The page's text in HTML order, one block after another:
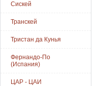
Сискей
Транскей
Тристан да Кунья
Фернандо-По
(Испания)
ЦАР - ЦАИ